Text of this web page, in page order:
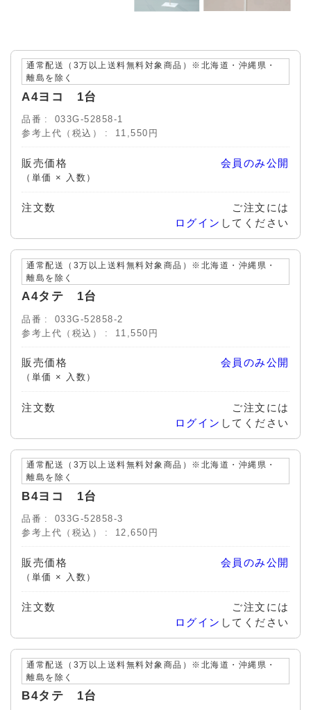
通常配送（3万以上送料無料対象商品）※北海道・沖縄県・
離島を除く
A4ヨコ 1台
品番
033G-52858-1
参考上代（税込）
11,550円
販売価格
（単価 × 入数）
会員のみ公開
注文数
ご注文には
ログイン してください
通常配送（3万以上送料無料対象商品）※北海道・沖縄県・
離島を除く
A4タテ 1台
品番
033G-52858-2
参考上代（税込）
11,550円
販売価格
（単価 × 入数）
会員のみ公開
注文数
ご注文には
ログイン してください
通常配送（3万以上送料無料対象商品）※北海道・沖縄県・
離島を除く
B4ヨコ 1台
品番
033G-52858-3
参考上代（税込）
12,650円
販売価格
（単価 × 入数）
会員のみ公開
注文数
ご注文には
ログイン してください
通常配送（3万以上送料無料対象商品）※北海道・沖縄県・
離島を除く
B4タテ 1台